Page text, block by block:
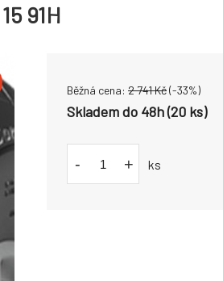
91H
Běžná cena: 2 741Kč(-33%)
Skladem do 48h (20 ks)
- + ks